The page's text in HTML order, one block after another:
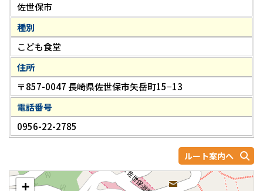
佐世保市
種別
こども食堂
住所
〒857-0047 長崎県佐世保市矢岳町15−13
電話番号
0956-22-2785
ルート案内へ
+